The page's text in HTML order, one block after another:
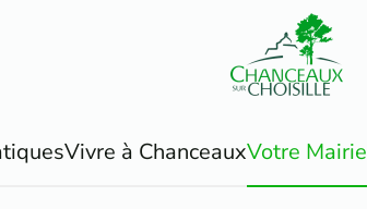
Vivre à ChanceauxVotre Mairie